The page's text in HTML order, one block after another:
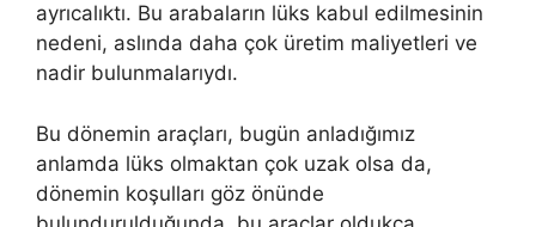
ayrıcalıktı. Bu arabaların lüks kabul edilmesinin
nedeni, aslında daha çok üretim maliyetleri ve
nadir bulunmalarıydı.
Bu dönemin araçları, bugün anladığımız
anlamda lüks olmaktan çok uzak olsa da,
dönemin koşulları göz önünde